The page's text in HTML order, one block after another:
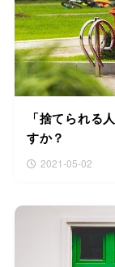
「捨てられる
すか？
2021-05-02